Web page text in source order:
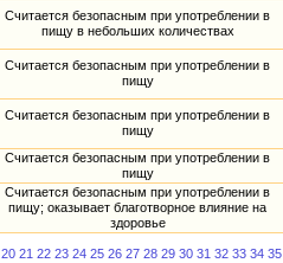
Считается безопасным при употреблении в
пищу в небольших количествах
Считается безопасным при употреблении в
пищу
Считается безопасным при употреблении в
пищу
Считается безопасным при употреблении в
пищу
Считается безопасным при употреблении в
пищу; оказывает благотворное влияние на
здоровье
20 21 22 23 24 25 26 27 28 29 30 31 32 33 34 35